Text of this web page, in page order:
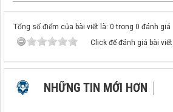
Tổng số điểm của bài viết là: 0 trong 0 đánh giá
Click để đánh giá bài viết
NHỮNG TIN MỚI HƠN